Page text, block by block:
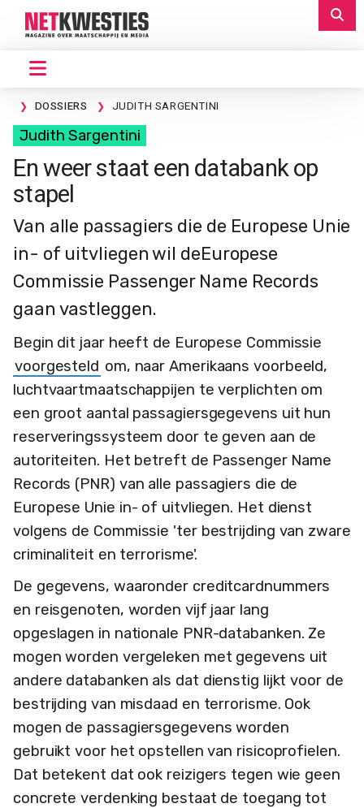
DOSSIERS JUDITH SARGENTINI
Judith Sargentini
En weer staat een databank op
stapel
Van alle passagiers die de Europese Unie
in- of uitvliegen wil deEuropese
Commissie Passenger Name Records
gaan vastleggen.
Begin dit jaar heeft de Europese Commissie
voorgesteld om, naar Amerikaans voorbeeld,
luchtvaartmaatschappijen te verplichten om
een groot aantal passagiersgegevens uit hun
reserveringssysteem door te geven aan de
autoriteiten. Het betreft de Passenger Name
Records (PNR) van alle passagiers die de
Europese Unie in- of uitvliegen. Het dienst
volgens de Commissie 'ter bestrijding van zware
criminaliteit en terrorisme'.
De gegevens, waaronder creditcardnummers
en reisgenoten, worden vijf jaar lang
opgeslagen in nationale PNR-databanken. Ze
mogen worden vergeleken met gegevens uit
andere databanken als dat dienstig lijkt voor de
bestrijding van misdaad en terrorisme. Ook
mogen de passagiersgegevens worden
gebruikt voor het opstellen van risicoprofielen.
Dat betekent dat ook reizigers tegen wie geen
concrete verdenking bestaat de toegang tot